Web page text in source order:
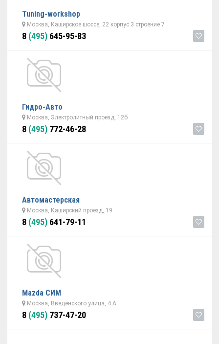
Tuning-workshop
Москва, Каширское шоссе, 22 корпус 3 строение 7
8 (495) 645-95-83
Гидро-Авто
Москва, Электролитный проезд, 12б
8 (495) 772-46-28
Автомастерская
Москва, Каширский проезд, 19
8 (495) 641-79-11
Mazda СИМ
Москва, Введенского улица, 4 А
8 (495) 737-47-20